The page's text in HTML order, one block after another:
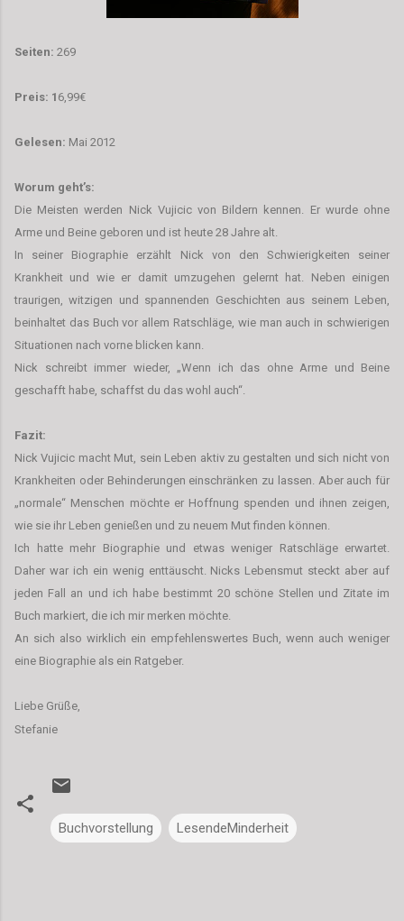
Seiten: 269
Preis: 1 6,99€
Gelesen: Mai 2012
Worum geht’s:
Die Meisten werden Nick Vujicic von Bildern kennen. Er wurde ohne
Arme und Beine geboren und ist heute 28 Jahre alt.
In seiner Biographie erzählt Nick von den Schwierigkeiten seiner
Krankheit und wie er damit umzugehen gelernt hat. Neben einigen
traurigen, witzigen und spannenden Geschichten aus seinem Leben,
beinhaltet das Buch vor allem Ratschläge, wie man auch in schwierigen
Situationen nach vorne blicken kann.
Nick schreibt immer wieder, „Wenn ich das ohne Arme und Beine
geschafft habe, schaffst du das wohl auch“.
Fazit:
Nick Vujicic macht Mut, sein Leben aktiv zu gestalten und sich nicht von
Krankheiten oder Behinderungen einschränken zu lassen. Aber auch für
„normale“ Menschen möchte er Hoffnung spenden und ihnen zeigen,
wie sie ihr Leben genießen und zu neuem Mut finden können.
Ich hatte mehr Biographie und etwas weniger Ratschläge erwartet.
Daher war ich ein wenig enttäuscht. Nicks Lebensmut steckt aber auf
jeden Fall an und ich habe bestimmt 20 schöne Stellen und Zitate im
Buch markiert, die ich mir merken möchte.
An sich also wirklich ein empfehlenswertes Buch, wenn auch weniger
eine Biographie als ein Ratgeber.
Liebe Grüße,
Stefanie
Buchvorstellung LesendeMinderheit